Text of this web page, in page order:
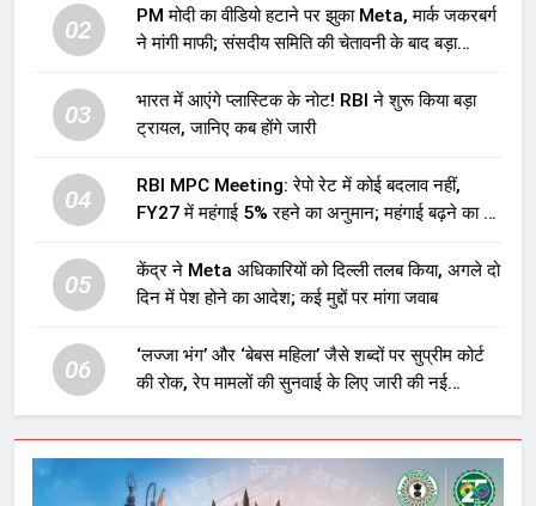
02
PM मोदी का वीडियो हटाने पर झुका Meta, मार्क जकरबर्ग
ने मांगी माफी; संसदीय समिति की चेतावनी के बाद बड़ा
03
भारत में आएंगे प्लास्टिक के नोट! RBI ने शुरू किया बड़ा
ट्रायल, जानिए कब होंगे जारी
04
RBI MPC Meeting: रेपो रेट में कोई बदलाव नहीं,
FY27 में महंगाई 5% रहने का अनुमान; महंगाई बढ़ने का भी
05
केंद्र ने Meta अधिकारियों को दिल्ली तलब किया, अगले दो
दिन में पेश होने का आदेश; कई मुद्दों पर मांगा जवाब
06
‘लज्जा भंग’ और ‘बेबस महिला’ जैसे शब्दों पर सुप्रीम कोर्ट
की रोक, रेप मामलों की सुनवाई के लिए जारी की नई
गाइडलाइंस